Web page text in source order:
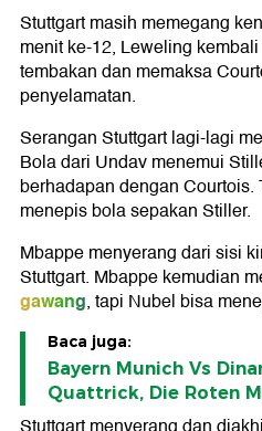
Stuttgart masih memegang
menit ke-12, Leweling
tembakan dan memaksa
penyelamatan.
Serangan Stuttgart lagi-lagi
Bola dari Undav menemui
berhadapan dengan
menepis bola sepakan Stiller.
Mbappe menyerang dari sisi
Stuttgart. Mbappe kemudian
gawang, tapi Nubel bisa
Baca juga:
Bayern Munich Vs
Quattrick, Die Roten